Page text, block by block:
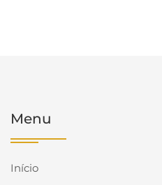
Menu
Início